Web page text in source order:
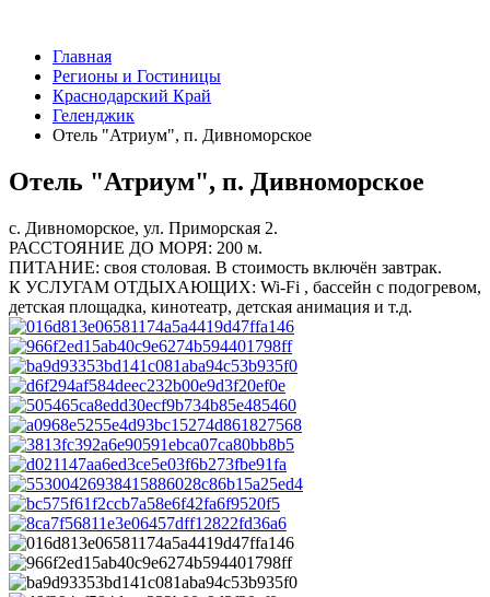
Главная
Регионы и Гостиницы
Краснодарский Край
Геленджик
Отель "Атриум", п. Дивноморское
Отель "Атриум", п. Дивноморское
с. Дивноморское, ул. Приморская 2.
РАССТОЯНИЕ ДО МОРЯ: 200 м.
ПИТАНИЕ: своя столовая. В стоимость включён завтрак.
К УСЛУГАМ ОТДЫХАЮЩИХ: Wi-Fi , бассейн с подогревом,
детская площадка, кинотеатр, детская анимация и т.д.